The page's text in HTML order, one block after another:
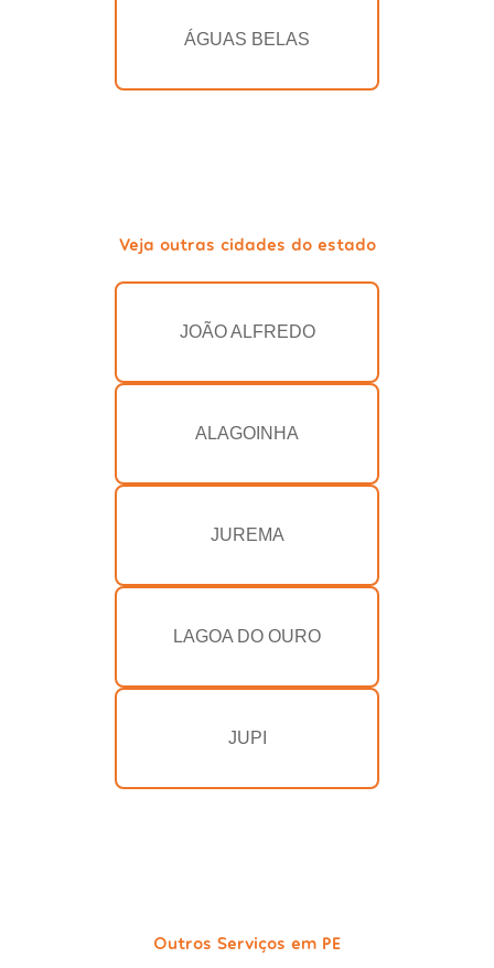
ÁGUAS BELAS
Veja outras cidades do estado
JOÃO ALFREDO
ALAGOINHA
JUREMA
LAGOA DO OURO
JUPI
Outros Serviços em PE